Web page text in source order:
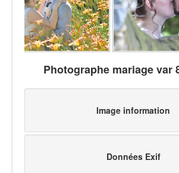
Photographe mariage var
Image information
Données Exif